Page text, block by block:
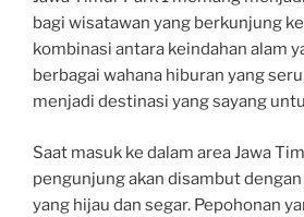
bagi wisatawan yang berkunjung
kombinasi antara keindahan alam
berbagai wahana hiburan yang
menjadi destinasi yang sayang
Saat masuk ke dalam area Jawa
pengunjung akan disambut
yang hijau dan segar. Pepohonan